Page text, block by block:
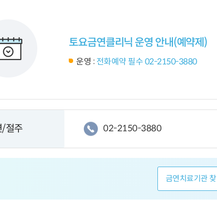
토요금연클리닉 운영 안내(예약제)
운영 : 전화예약 필수 02-2150-3880
/절주 02-2150-3880
금연치료기관